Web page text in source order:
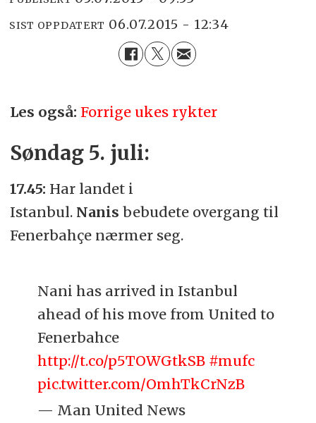
SIST OPPDATERT 06.07.2015 - 12:34
Les også: Forrige ukes rykter
Søndag 5. juli:
17.45: Har landet i
Istanbul. Nanis bebudete overgang til
Fenerbahçe nærmer seg.
Nani has arrived in Istanbul
ahead of his move from United to
Fenerbahce
http://t.co/p5TOWGtkSB #mufc
pic.twitter.com/OmhTkCrNzB
— Man United News